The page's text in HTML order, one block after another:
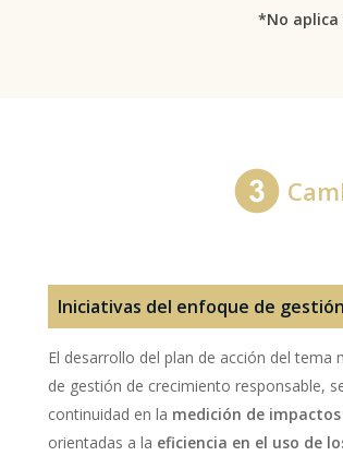
*No aplica
Iniciativas del enfoque de
El desarrollo del plan de acción del
de gestión de crecimiento responsable,
continuidad en la medición de
orientadas a la eficiencia en el uso de